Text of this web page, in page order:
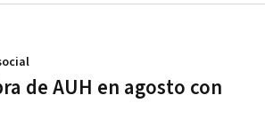
de AUH en agosto con